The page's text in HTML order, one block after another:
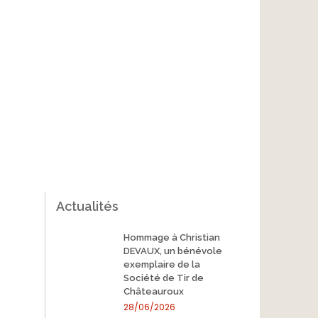
Actualités
Hommage à Christian
DEVAUX, un bénévole
exemplaire de la
Société de Tir de
Châteauroux
28/06/2026